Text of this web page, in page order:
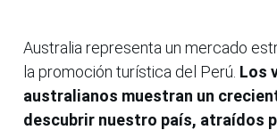
Australia representa un mercado
la promoción turística del Perú. Los
australianos muestran un
descubrir nuestro país, atraídos